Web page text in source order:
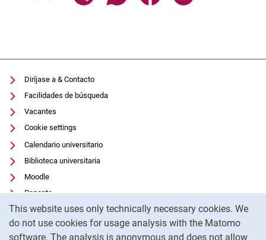
This website uses only technically necessary cookies. We
do not use cookies for usage analysis with the Matomo
software. The analysis is anonymous and does not allow
Diríjase a & Contacto
Facilidades de búsqueda
Vacantes
Cookie settings
Calendario universitario
Biblioteca universitaria
Moodle
Panopto
Protección de datos
Accesibilidad